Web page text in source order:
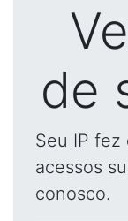
de
Seu IP fez
acessos
conosco.